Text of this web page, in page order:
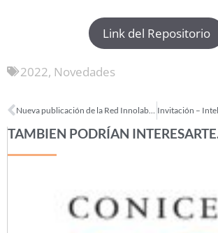
Link del Repositorio
2022, Novedades
Nueva publicación de la Red Innolabs sobre metodologías y herramientas de innovación pública
TAMBIEN PODRÍAN